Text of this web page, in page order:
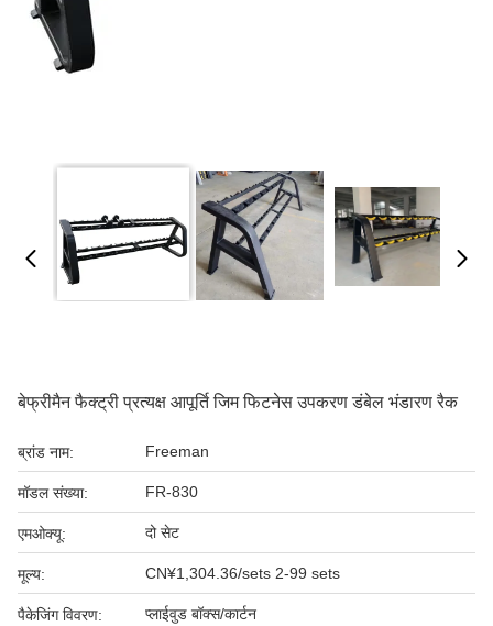
बेफ्रीमैन फैक्ट्री प्रत्यक्ष आपूर्ति जिम फिटनेस उपकरण डंबेल भंडारण रैक
ब्रांड नाम: Freeman
मॉडल संख्या: FR-830
एमओक्यू: दो सेट
मूल्य: CN¥1,304.36/sets 2-99 sets
पैकेजिंग विवरण: प्लाईवुड बॉक्स/कार्टन